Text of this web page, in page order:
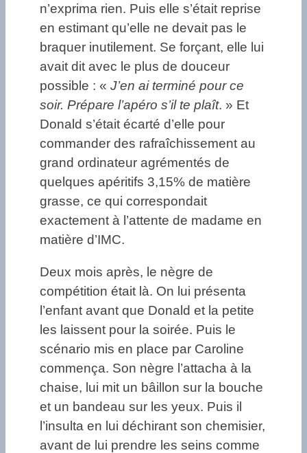
n’exprima rien. Puis elle s’était reprise
en estimant qu’elle ne devait pas le
braquer inutilement. Se forçant, elle lui
avait dit avec le plus de douceur
possible : « J’en ai terminé pour ce
soir. Prépare l’apéro s’il te plaît. » Et
Donald s’était écarté d’elle pour
commander des rafraîchissement au
grand ordinateur agrémentés de
quelques apéritifs 3,15% de matière
grasse, ce qui correspondait
exactement à l’attente de madame en
matière d’IMC.
Deux mois après, le nègre de
compétition était là. On lui présenta
l’enfant avant que Donald et la petite
les laissent pour la soirée. Puis le
scénario mis en place par Caroline
commença. Son nègre l’attacha à la
chaise, lui mit un bâillon sur la bouche
et un bandeau sur les yeux. Puis il
l’insulta en lui déchirant son chemisier,
avant de lui prendre les seins comme